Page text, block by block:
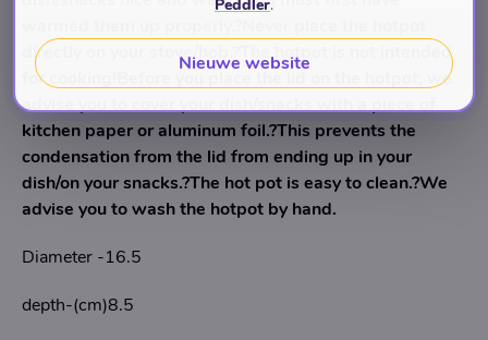
directly on your stove/hob.?The hotpot is not intended
for cooking!Before you place the lid on the hotpot, we
advise you to cover your dish/snacks with a piece of
kitchen paper or aluminum foil.?This prevents the
condensation from the lid from ending up in your
dish/on your snacks.?The hot pot is easy to clean.?We
advise you to wash the hotpot by hand.
Diameter -16.5
depth-(cm)8.5
Peddler.
Nieuwe website